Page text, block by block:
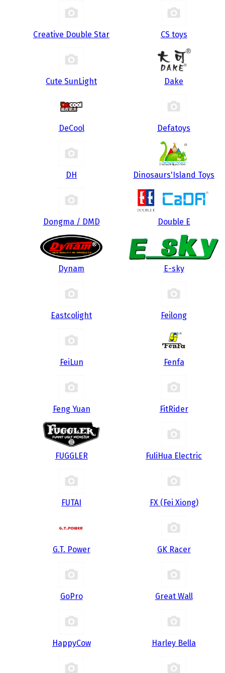
Creative Double Star CS toys
Cute SunLight Dake
DeCool Defatoys
DH Dinosaurs'Island Toys
Dongma / DMD Double E
Dynam E-sky
Eastcolight Feilong
FeiLun Fenfa
Feng Yuan FitRider
FUGGLER FuliHua Electric
FUTAI FX (Fei Xiong)
G.T. Power GK Racer
GoPro Great Wall
HappyCow Harley Bella